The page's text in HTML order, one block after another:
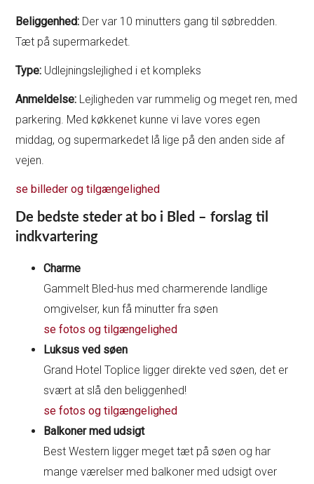
Beliggenhed: Der var 10 minutters gang til søbredden.
Tæt på supermarkedet.
Type: Udlejningslejlighed i et kompleks
Anmeldelse: Lejligheden var rummelig og meget ren, med
parkering. Med køkkenet kunne vi lave vores egen
middag, og supermarkedet lå lige på den anden side af
vejen.
se billeder og tilgængelighed
De bedste steder at bo i Bled – forslag til
indkvartering
Charme
Gammelt Bled-hus med charmerende landlige
omgivelser, kun få minutter fra søen
se fotos og tilgængelighed
Luksus ved søen
Grand Hotel Toplice ligger direkte ved søen, det er
svært at slå den beliggenhed!
se fotos og tilgængelighed
Balkoner med udsigt
Best Western ligger meget tæt på søen og har
mange værelser med balkoner med udsigt over